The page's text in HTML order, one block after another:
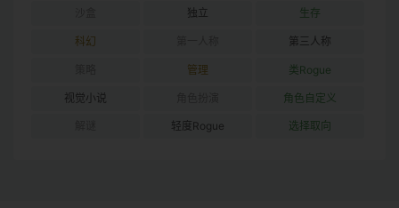
独立 生存
科幻 第三人称
管理 类Rogue
视觉小说 角色自定义
轻度Rogue 选择取向